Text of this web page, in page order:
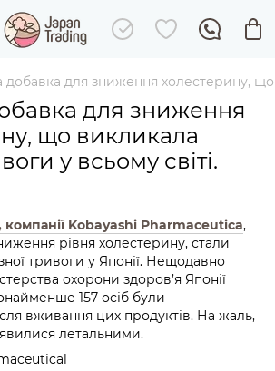
добавка для зниження холестерину,
для зниження
що викликала
у всьому світі.
компанії Kobayashi Pharmaceutica,
рівня холестерину, стали
тривоги у Японії. Нещодавно
охорони здоров’я Японії
157 осіб були
вживання цих продуктів. На жаль,
летальними.